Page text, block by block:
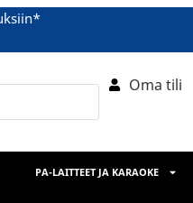
Oma tili
PA-LAITTEET JA KARAOKE